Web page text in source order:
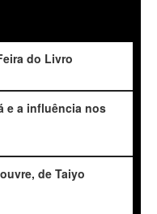
do Livro
e a influência nos
de Taiyo